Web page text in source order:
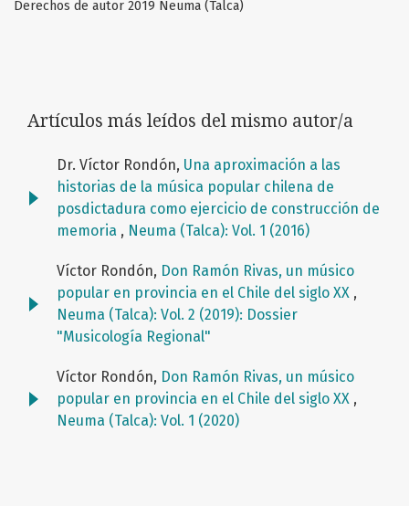
Derechos de autor 2019 Neuma (Talca)
Artículos más leídos del mismo autor/a
Dr. Víctor Rondón, Una aproximación a las
historias de la música popular chilena de
posdictadura como ejercicio de construcción de
memoria , Neuma (Talca): Vol. 1 (2016)
Víctor Rondón, Don Ramón Rivas, un músico
popular en provincia en el Chile del siglo XX ,
Neuma (Talca): Vol. 2 (2019): Dossier
"Musicología Regional"
Víctor Rondón, Don Ramón Rivas, un músico
popular en provincia en el Chile del siglo XX ,
Neuma (Talca): Vol. 1 (2020)